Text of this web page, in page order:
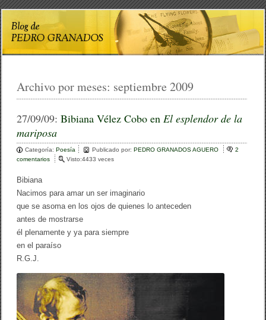
Archivo por meses: septiembre 2009
27/09/09:Bibiana Vélez Cobo enEl esplendor de la
mariposa
Categoría:Poesía Publicado por:PEDRO GRANADOS AGUERO
2
comentarios
b
i
a
V
e
z
C
o
b
Visto:4433 veces
Bibiana
Nacimos para amar un ser imaginario
que se asoma en los ojos de quienes lo anteceden
antes de mostrarse
él plenamente y ya para siempre
en el paraíso
R.G.J.